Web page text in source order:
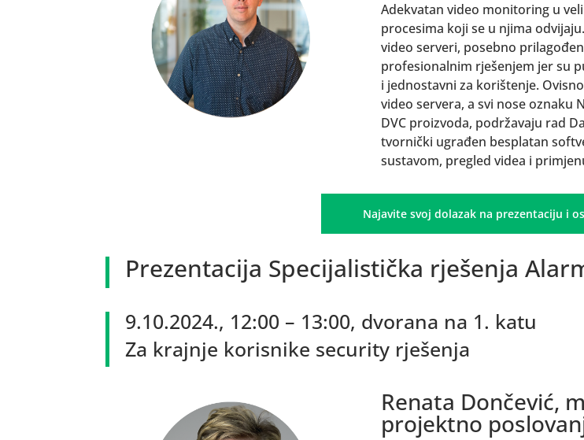
Adekvatan video monitoring u
procesima koji se u njima
video serveri, posebno
profesionalnim rješenjem jer su
i jednostavni za korištenje.
video servera, a svi nose oznaku
DVC proizvoda, podržavaju rad
tvornički ugrađen besplatan
sustavom, pregled videa i
Najavite svoj dolazak na prezentaciju i
Prezentacija Specijalistička rješenja
9.10.2024., 12:00 – 13:00, dvorana na 1. katu
Za krajnje korisnike security rješenja
Renata Dončević,
projektno